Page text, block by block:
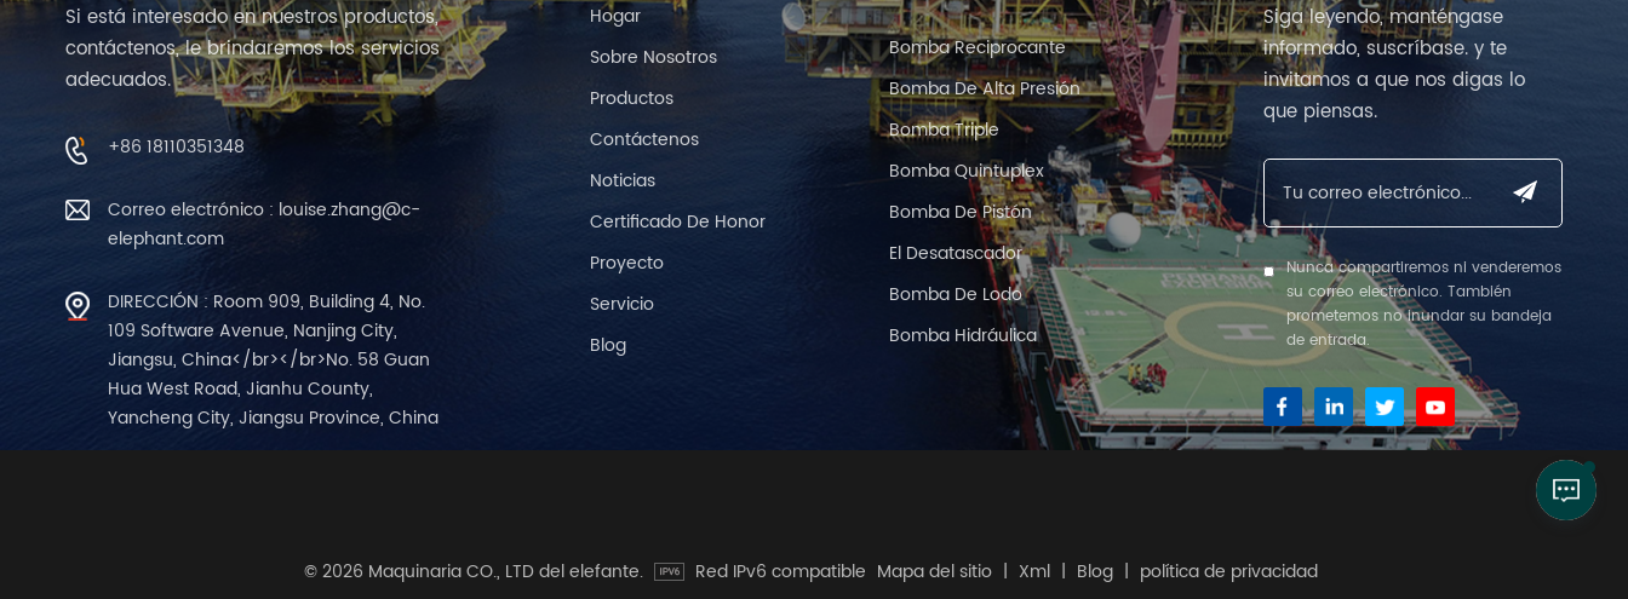
Si está interesado en nuestros productos,
contáctenos, le brindaremos los servicios
adecuados.
+86 18110351348
Correo electrónico : louise.zhang@c-
elephant.com
DIRECCIÓN : Room 909, Building 4, No.
109 Software Avenue, Nanjing City,
Jiangsu, China</br></br>No. 58 Guan
Hua West Road, Jianhu County,
Yancheng City, Jiangsu Province, China
Hogar
Sobre Nosotros
Productos
Contáctenos
Noticias
Certificado De Honor
Proyecto
Servicio
Blog
Bomba Reciprocante
Bomba De Alta Presión
Bomba Triple
Bomba Quintuplex
Bomba De Pistón
El Desatascador
Bomba De Lodo
Bomba Hidráulica
Siga leyendo, manténgase
informado, suscríbase. y te
invitamos a que nos digas lo
que piensas.
Nunca compartiremos ni venderemos
su correo electrónico. También
prometemos no inundar su bandeja
de entrada.
© 2026 Maquinaria CO., LTD del elefante. Red IPv6 compatible Mapa del sitio | Xml | Blog | política de privacidad